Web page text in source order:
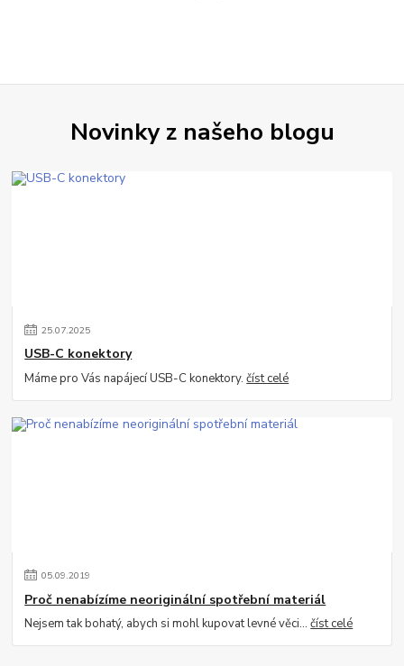
Novinky z našeho blogu
25.07.2025
USB-C konektory
Máme pro Vás napájecí USB-C konektory.číst celé
05.09.2019
Proč nenabízíme neoriginální spotřební materiál
Nejsem tak bohatý, abych si mohl kupovat levné věci...číst celé